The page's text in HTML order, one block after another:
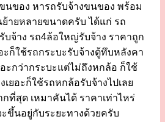
นของ หารถรับจ้างขนของ พร้อม
ายหลายขนาดครับ ได้แก่ รถ
บจ้าง รถ4ล้อใหญ่รับจ้าง ราคาถูก
ก็ใช้รถกระบะรับจ้างตู้ทึบหลังคา
ะกว่ากระบะแต่ไม่ถึงหกล้อ ก็ใช้
ยอะก็ใช้รถหกล้อรับจ้างไปเลย
ที่สุด เหมาคันได้ ราคาเท่าไหร่
ขึ้นอยู่กับระยะทางด้วยครับ